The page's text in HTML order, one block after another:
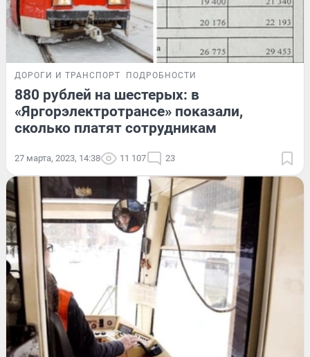
ДОРОГИ И ТРАНСПОРТ ПОДРОБНОСТИ
880 рублей на шестерых: в
«Яргорэлектротрансе» показали,
сколько платят сотрудникам
27 марта, 2023, 14:38 11 107 23